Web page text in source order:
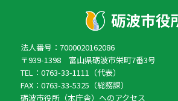
法人番号：7000020162086
〒939-1398 富山県砺波市栄町7番3号
TEL：0763-33-1111（代表）
FAX：0763-33-5325（総務課）
砺波市役所（本庁舎）へのアクセス